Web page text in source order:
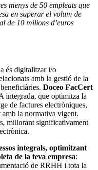
menys de 50 empleats que
en superar el volum de
de 10 milions d’euros
és digitalitzar i/o
amb la gestió de la
Doceo FacCert
integrada, que optimitza la
de factures electròniques,
amb la normativa vigent.
millorant significativament
integrals, optimitzant
de la teva empresa:
de RRHH i tota la